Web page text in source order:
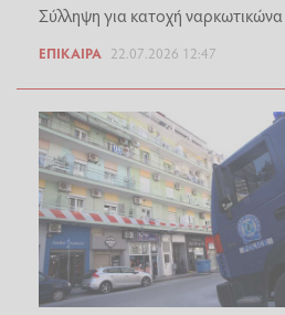
Σύλληψη για κατοχή
ΕΠΊΚΑΙΡΑ 22.07.2026 12:47